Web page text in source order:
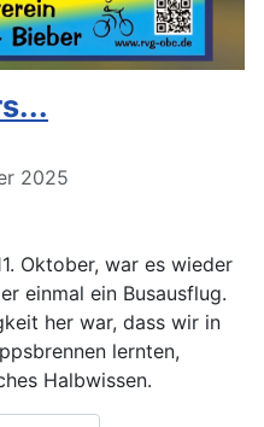
2025
Oktober, war es wieder
einmal ein Busausflug.
her war, dass wir in
lernten,
Halbwissen.